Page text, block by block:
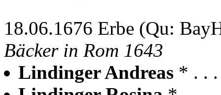
18.06.1676 Erbe (Qu:
Bäcker in Rom 1643
Lindinger Andreas * . . .